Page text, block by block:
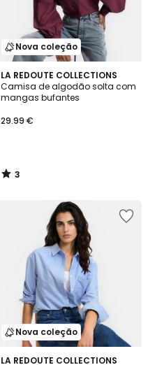
Nova coleção
LA REDOUTE COLLECTIONS
Camisa de algodão solta com
mangas bufantes
29.99 €
3
/
5
3
/
Nova coleção
LA REDOUTE COLLECTIONS